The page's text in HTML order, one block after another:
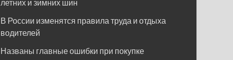
летних и зимних шин
В России изменятся правила труда и отдыха
водителей
Названы главные ошибки при покупке